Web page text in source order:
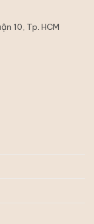
10, Tp. HCM